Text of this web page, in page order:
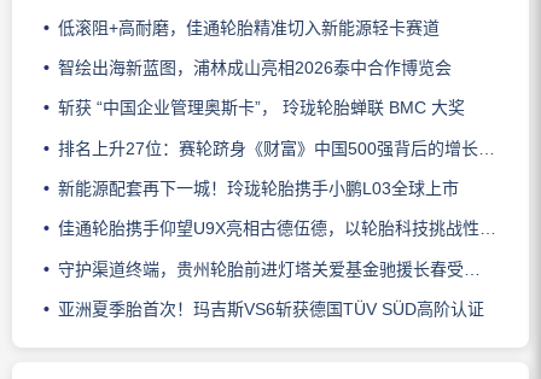
低滚阻+高耐磨，佳通轮胎精准切入新能源轻卡赛道
智绘出海新蓝图，浦林成山亮相2026泰中合作博览会
斩获 “中国企业管理奥斯卡”， 玲珑轮胎蝉联 BMC 大奖
排名上升27位：赛轮跻身《财富》中国500强背后的增长逻辑
新能源配套再下一城！玲珑轮胎携手小鹏L03全球上市
佳通轮胎携手仰望U9X亮相古德伍德，以轮胎科技挑战性能边界
守护渠道终端，贵州轮胎前进灯塔关爱基金驰援长春受灾门店
亚洲夏季胎首次！玛吉斯VS6斩获德国TÜV SÜD高阶认证